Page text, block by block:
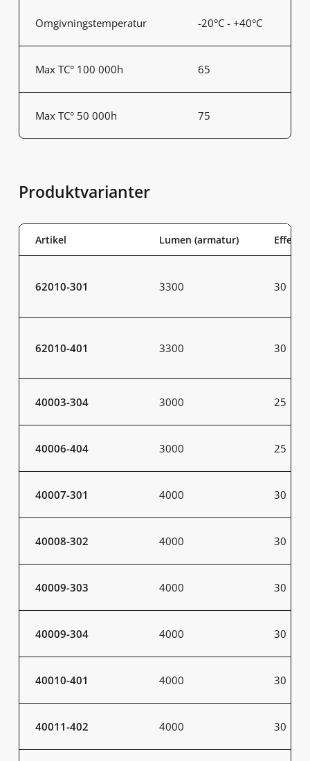
Omgivningstemperatur -20°C - +40°C
Max TC° 100 000h 65
Max TC° 50 000h 75
Produktvarianter
Artikel Lumen (armatur) Effekt
62010-301 3300 30
62010-401 3300 30
40003-304 3000 25
40006-404 3000 25
40007-301 4000 30
40008-302 4000 30
40009-303 4000 30
40009-304 4000 30
40010-401 4000 30
40011-402 4000 30